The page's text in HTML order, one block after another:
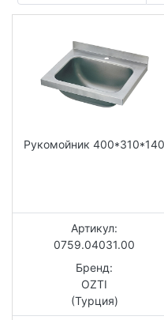
Рукомойник 400*310*140
Артикул:
0759.04031.00
Бренд:
OZTI
(Турция)